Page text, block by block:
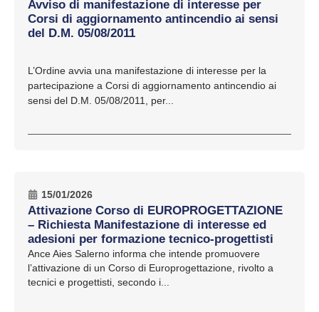
Avviso di manifestazione di interesse per
Corsi di aggiornamento antincendio ai sensi
del D.M. 05/08/2011
L’Ordine avvia una manifestazione di interesse per la
partecipazione a Corsi di aggiornamento antincendio ai
sensi del D.M. 05/08/2011, per...
15/01/2026
Attivazione Corso di EUROPROGETTAZIONE
– Richiesta Manifestazione di interesse ed
adesioni per formazione tecnico-progettisti
Ance Aies Salerno informa che intende promuovere
l’attivazione di un Corso di Europrogettazione, rivolto a
tecnici e progettisti, secondo i...